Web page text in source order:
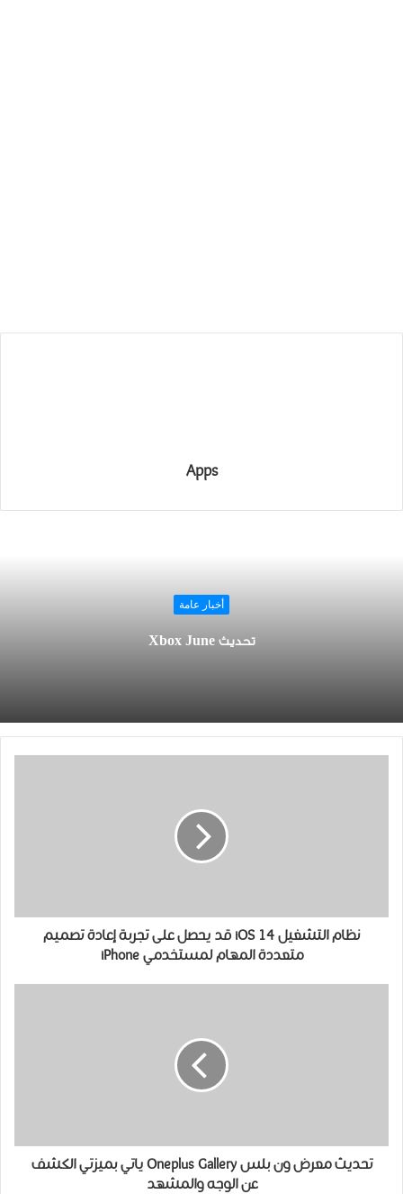
Apps
أخبار عامة
تحديث Xbox June
نظام التشغيل iOS 14 قد يحصل على تجربة إعادة تصميم
متعددة المهام لمستخدمي iPhone
تحديث معرض ون بلس Oneplus Gallery ياتي بميزتي ﺍﻟﻜﺸﻒ
ﻋﻦ ﺍﻟﻮﺟﻪ والمشهد